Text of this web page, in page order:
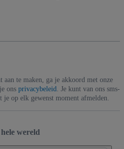
aan te maken, ga je akkoord met onze
ons privacybeleid . Je kunt van ons sms-
op elk gewenst moment afmelden.
wereld